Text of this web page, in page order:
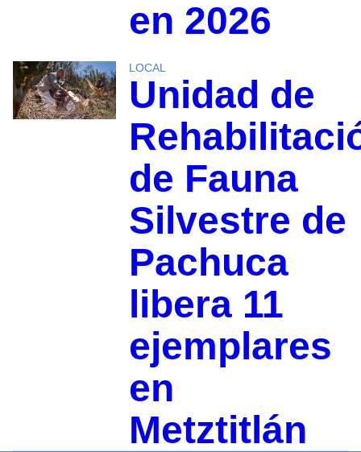
en 2026
LOCAL
Unidad de
de Fauna
Silvestre de
Pachuca
libera 11
ejemplares
en
Metztitlán